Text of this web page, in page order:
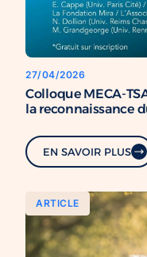
27/04/2026
Colloque MECA-
la reconnaissance
EN SAVOIR PLUS
ARTICLE